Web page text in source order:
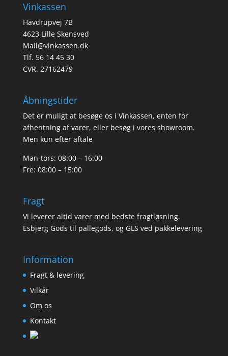
Vinkassen
Havdrupvej 7B
4623 Lille Skensved
Mail@vinkassen.dk
Tlf. 56 14 45 30
CVR. 27162479
Åbningstider
Det er muligt at besøge os i Vinkassen, enten for
afhentning af varer, eller besøg i vores showroom.
Men kun efter aftale
Man-tors: 08:00 – 16:00
Fre: 08:00 – 15:00
Fragt
Vi leverer altid varer med bedste fragtløsning.
Esbjerg Gods til pallegods, og GLS ved pakkelevering
Information
Fragt & levering
Vilkår
Om os
Kontakt